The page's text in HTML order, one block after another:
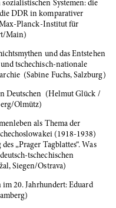
Systemen: die
DDR in komparativer
Planck-Institut für
Main)
und das Entstehen
tschechisch-nationale
(Sabine Fuchs, Salzburg)
Deutschen (Helmut Glück /
Olmütz)
als Thema der
(1918-1938)
„Prager Tagblattes“. Was
tschechischen
Siegen/Ostrava)
20. Jahrhundert: Eduard